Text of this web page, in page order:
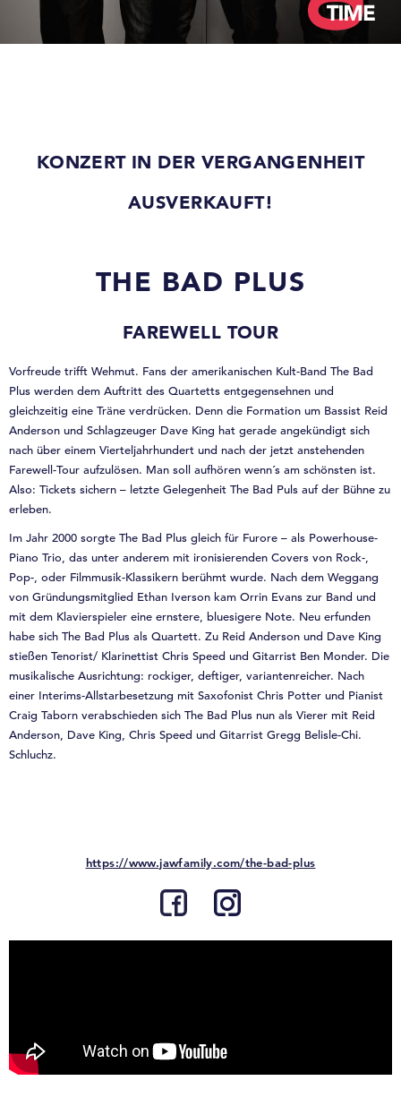
KONZERT IN DER VERGANGENHEIT
AUSVERKAUFT!
THE BAD PLUS
FAREWELL TOUR
Vorfreude trifft Wehmut. Fans der amerikanischen Kult-Band The Bad
Plus werden dem Auftritt des Quartetts entgegensehnen und
gleichzeitig eine Träne verdrücken. Denn die Formation um Bassist Reid
Anderson und Schlagzeuger Dave King hat gerade angekündigt sich
nach über einem Vierteljahrhundert und nach der jetzt anstehenden
Farewell-Tour aufzulösen. Man soll aufhören wenn´s am schönsten ist.
Also: Tickets sichern – letzte Gelegenheit The Bad Puls auf der Bühne zu
erleben.
Im Jahr 2000 sorgte The Bad Plus gleich für Furore – als Powerhouse-
Piano Trio, das unter anderem mit ironisierenden Covers von Rock-,
Pop-, oder Filmmusik-Klassikern berühmt wurde. Nach dem Weggang
von Gründungsmitglied Ethan Iverson kam Orrin Evans zur Band und
mit dem Klavierspieler eine ernstere, bluesigere Note. Neu erfunden
habe sich The Bad Plus als Quartett. Zu Reid Anderson und Dave King
stießen Tenorist/ Klarinettist Chris Speed und Gitarrist Ben Monder. Die
musikalische Ausrichtung: rockiger, deftiger, variantenreicher. Nach
einer Interims-Allstarbesetzung mit Saxofonist Chris Potter und Pianist
Craig Taborn verabschieden sich The Bad Plus nun als Vierer mit Reid
Anderson, Dave King, Chris Speed und Gitarrist Gregg Belisle-Chi.
Schluchz.
https://www.jawfamily.com/the-bad-plus